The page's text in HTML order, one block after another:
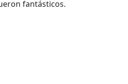
fantásticos.